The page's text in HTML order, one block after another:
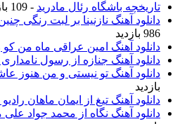
تاریخچه باشگاه رئال مادرید - 109 بازدید
دانلود آهنگ نازنینا بر لبت رنگی
986 بازدید
دانلود آهنگ امین عراقی ماه من کو
دانلود آهنگ جنازه از رسول
دانلود آهنگ تو نیستی و من هنوز
بازدید
دانلود آهنگ تیغ از ایمان ماهان
دانلود آهنگ نگاه از محمد جواد علی